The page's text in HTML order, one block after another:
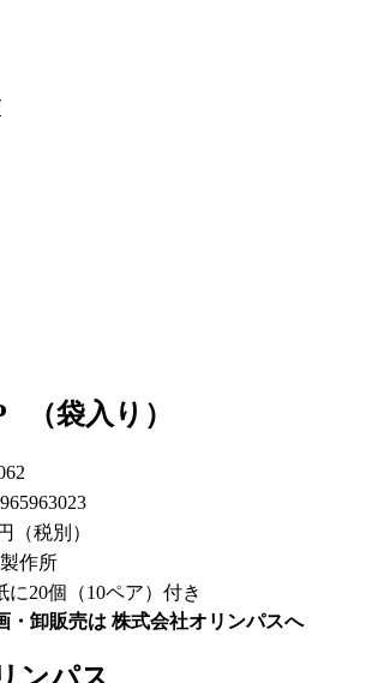
（袋入り）
（税別）
作所
に20個（10ペア）付き
・卸販売は 株式会社オリンパスへ